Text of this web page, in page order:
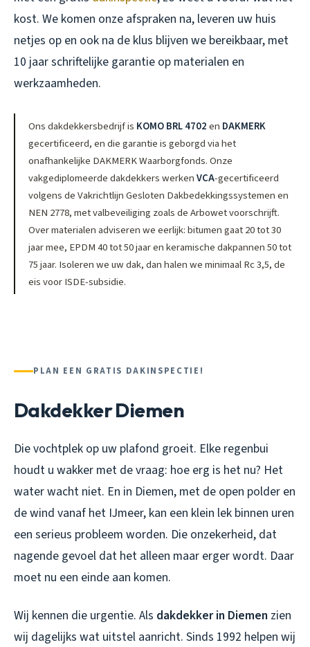
kost. We komen onze afspraken na, leveren uw huis
netjes op en ook na de klus blijven we bereikbaar, met
10 jaar schriftelijke garantie op materialen en
werkzaamheden.
Ons dakdekkersbedrijf is KOMO BRL 4702en DAKMERK
gecertificeerd, en die garantie is geborgd via het
onafhankelijke DAKMERK Waarborgfonds. Onze
vakgediplomeerde dakdekkers werkenVCA-gecertificeerd
volgens de Vakrichtlijn Gesloten Dakbedekkingssystemen en
NEN 2778, met valbeveiliging zoals de Arbowet voorschrijft.
Over materialen adviseren we eerlijk: bitumen gaat 20 tot 30
jaar mee, EPDM 40 tot 50 jaar en keramische dakpannen 50 tot
75 jaar. Isoleren we uw dak, dan halen we minimaal Rc 3,5, de
eis voor ISDE-subsidie.
PLAN EEN GRATIS DAKINSPECTIE!
Dakdekker Diemen
Die vochtplek op uw plafond groeit. Elke regenbui
houdt u wakker met de vraag: hoe erg is het nu? Het
water wacht niet. En in Diemen, met de open polder en
de wind vanaf het IJmeer, kan een klein lek binnen uren
een serieus probleem worden. Die onzekerheid, dat
nagende gevoel dat het alleen maar erger wordt. Daar
moet nu een einde aan komen.
Wij kennen die urgentie. Als dakdekker in Diemen zien
wij dagelijks wat uitstel aanricht. Sinds 1992 helpen wij